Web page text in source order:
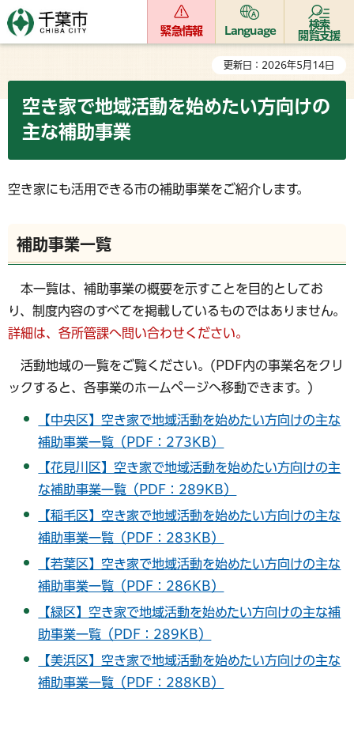
緊急情報 Language
検索
閲覧支援
更新日：2026年5月14日
空き家で地域活動を始めたい方向けの
主な補助事業
空き家にも活用できる市の補助事業をご紹介します。
補助事業一覧
本一覧は、補助事業の概要を示すことを目的としてお
り、制度内容のすべてを掲載しているものではありません。
詳細は、各所管課へ問い合わせください。
活動地域の一覧をご覧ください。(PDF内の事業名をクリ
ックすると、各事業のホームページへ移動できます。)
【中央区】空き家で地域活動を始めたい方向けの主な
補助事業一覧（PDF：273KB）
【花見川区】空き家で地域活動を始めたい方向けの主
な補助事業一覧（PDF：289KB）
【稲毛区】空き家で地域活動を始めたい方向けの主な
補助事業一覧（PDF：283KB）
【若葉区】空き家で地域活動を始めたい方向けの主な
補助事業一覧（PDF：286KB）
【緑区】空き家で地域活動を始めたい方向けの主な補
助事業一覧（PDF：289KB）
【美浜区】空き家で地域活動を始めたい方向けの主な
補助事業一覧（PDF：288KB）